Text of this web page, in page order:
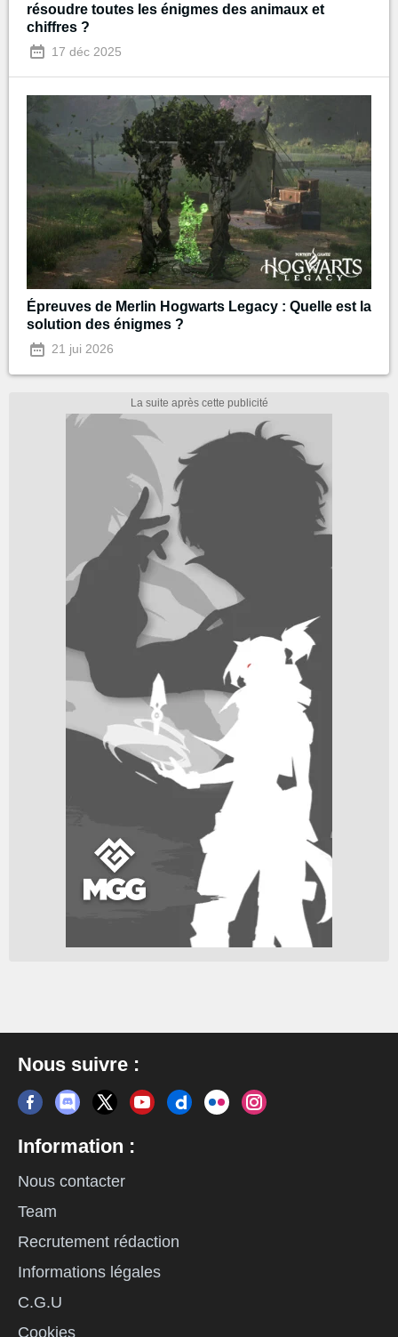
résoudre toutes les énigmes des animaux et
chiffres ?
17 déc 2025
Épreuves de Merlin Hogwarts Legacy : Quelle est la
solution des énigmes ?
21 jui 2026
Nous suivre :
Information :
Nous contacter
Team
Recrutement rédaction
Informations légales
C.G.U
Cookies